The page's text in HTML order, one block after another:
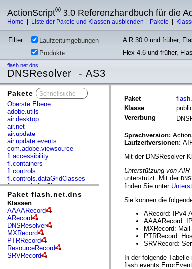
ActionScript® 3.0 Referenzhandbuch für die
Home Liste der Pakete und Klassen ausblenden Pakete
Filter: Laufzeitumgebungen
AIR 30.0 und früher,
Produkte
Flex 4.6 und früher,
flash.net.dns
DNSResolver - AS3
Pakete
Oberste Ebene
adobe.utils
air.desktop
air.net
air.update
air.update.events
com.adobe.viewsource
fl.accessibility
fl.containers
fl.controls
fl.controls.dataGridClasses
fl.controls.listClasses
fl.controls.progressBarClasses
fl.core
fl.data
fl.display
fl.events
fl.ik
fl.lang
fl.livepreview
fl.managers
Paket flash.net.dns
Klassen
AAAARecord
ARecord
DNSResolver
MXRecord
PTRRecord
ResourceRecord
SRVRecord
Paket
Klasse
Vererbung
Sprachversion:
Laufzeitversionen:
Mit der DNSResolver-
Unterstützung von
unterstützt. Mit der
finden Sie unter
Sie können die
ARecord: IPv4-
AAAARecord:
MXRecord:
PTRRecord:
SRVRecord:
In der folgende